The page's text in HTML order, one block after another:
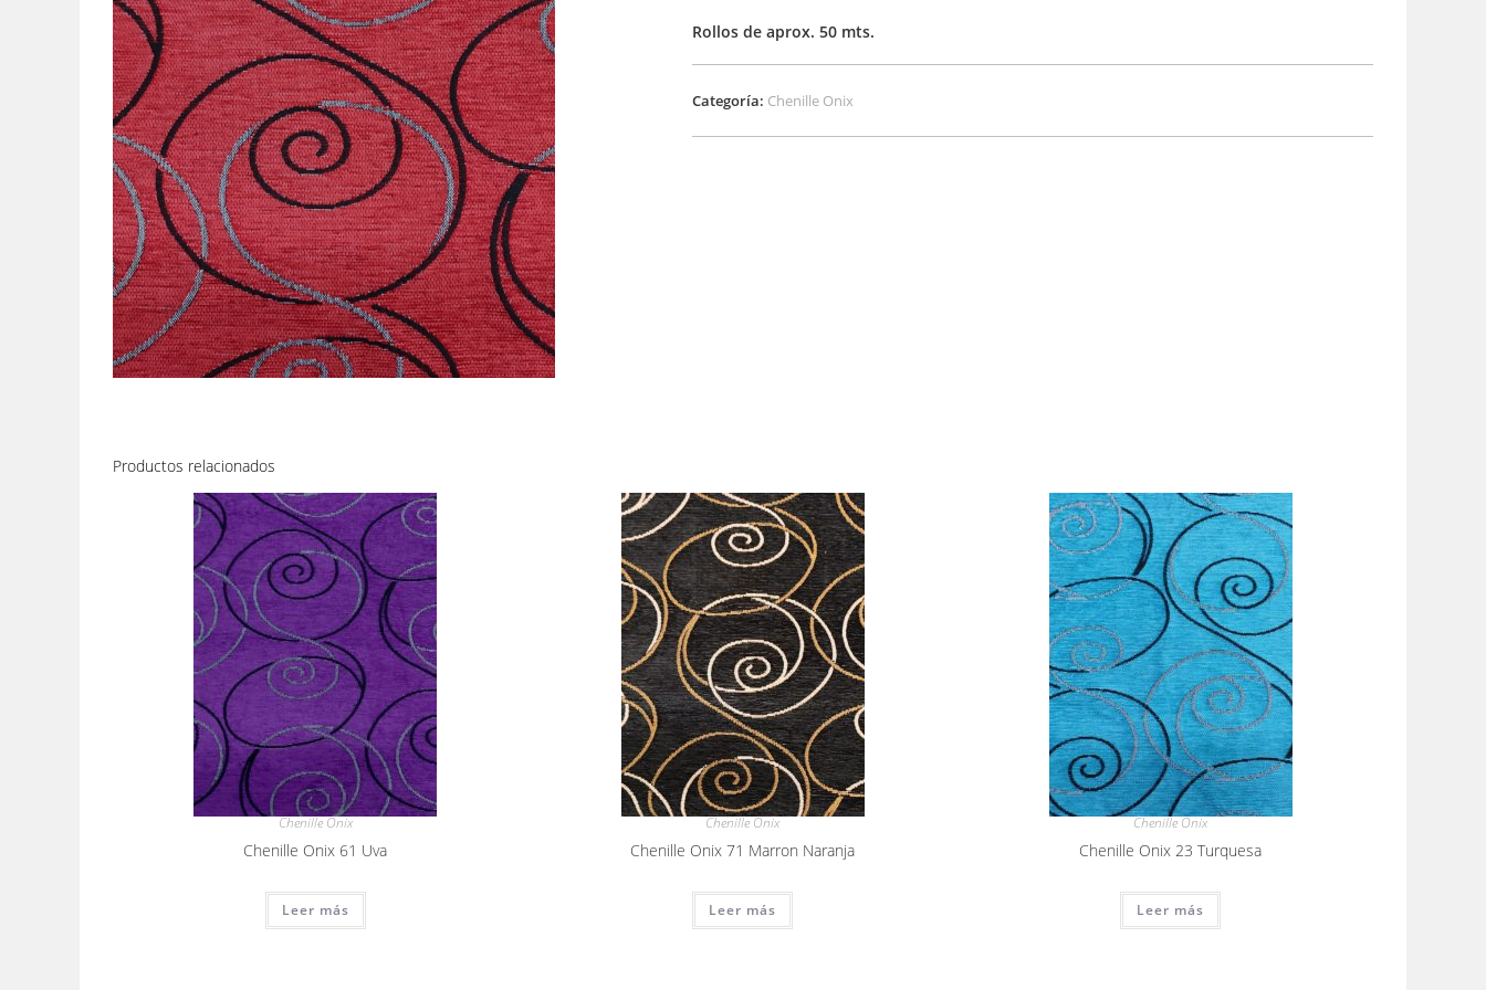
Rollos de aprox. 50 mts.
Categoría: Chenille Onix
Productos relacionados
Chenille Onix
Chenille Onix 61 Uva
Leer más
Chenille Onix
Chenille Onix 71 Marron Naranja
Leer más
Chenille Onix
Chenille Onix 23 Turquesa
Leer más